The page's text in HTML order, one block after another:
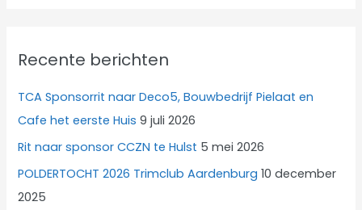
Recente berichten
TCA Sponsorrit naar Deco5, Bouwbedrijf Pielaat en
Cafe het eerste Huis 9 juli 2026
Rit naar sponsor CCZN te Hulst 5 mei 2026
POLDERTOCHT 2026 Trimclub Aardenburg 10 december
2025